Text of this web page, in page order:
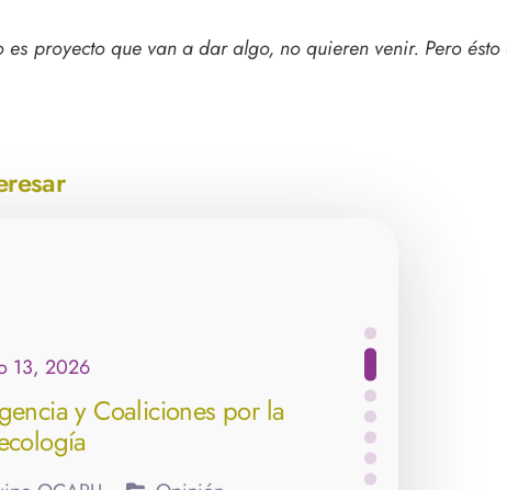
proyecto que van a dar algo, no quieren venir. Pero
13, 2026
y Coaliciones por la